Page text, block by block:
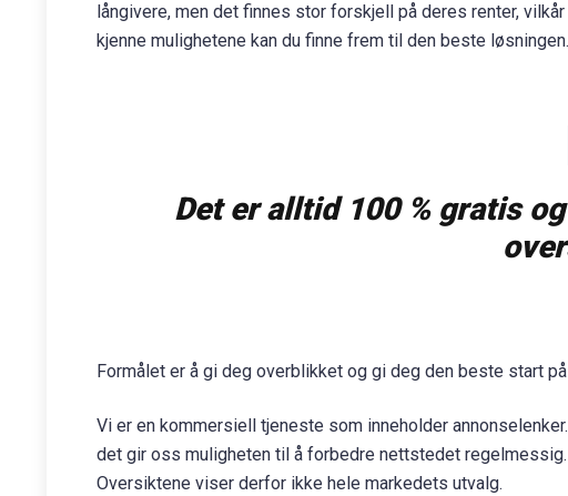
långivere, men det finnes stor forskjell på deres renter,
kjenne mulighetene kan du finne frem til den beste løsningen.
Det er alltid 100 % gratis
Formålet er å gi deg overblikket og gi deg den beste start
Vi er en kommersiell tjeneste som inneholder
det gir oss muligheten til å forbedre nettstedet
Oversiktene viser derfor ikke hele markedets utvalg.